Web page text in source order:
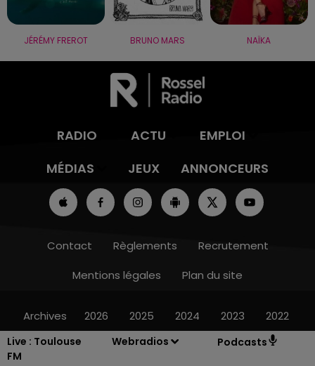
Live : Toulouse
FM
Webradios Podcasts
JÉRÉMY FREROT BRUNO MARS NAÏKA
RADIO ACTU
EMPLOI
MÉDIAS
JEUX ANNONCEURS
Contact Règlements
Recrutement
Mentions légales
Plan du site
Archives 2026 2025 2024 2023 2022